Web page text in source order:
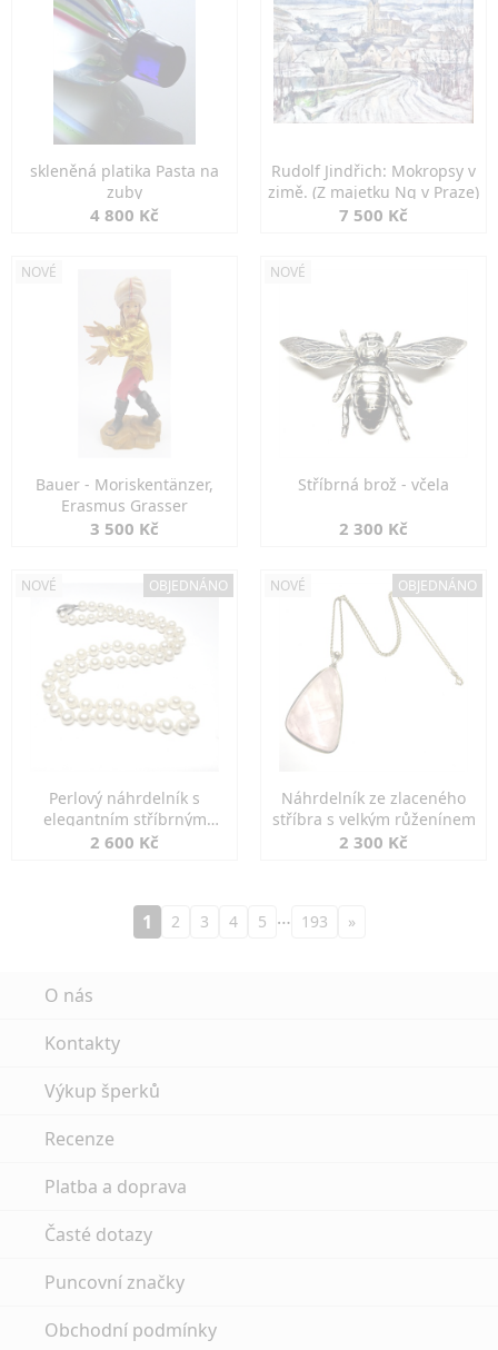
skleněná platika Pasta na
zuby
4 800 Kč
Rudolf Jindřich: Mokropsy v
zimě. (Z majetku Ng v Praze)
7 500 Kč
NOVÉ
Bauer - Moriskentänzer,
Erasmus Grasser
3 500 Kč
NOVÉ
Stříbrná brož - včela
2 300 Kč
NOVÉ OBJEDNÁNO
Perlový náhrdelník s
elegantním stříbrným
zapínáním
2 600 Kč
NOVÉ OBJEDNÁNO
Náhrdelník ze zlaceného
stříbra s velkým růženínem
2 300 Kč
1 2 3 4 5 … 193 »
O nás
Kontakty
Výkup šperků
Recenze
Platba a doprava
Časté dotazy
Puncovní značky
Obchodní podmínky